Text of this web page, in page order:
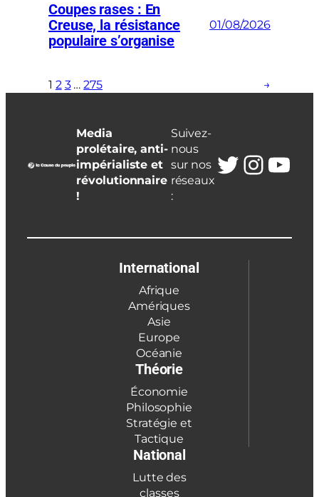
Coupes rases : En
Creuse, la résistance
populaire s’organise
01/08/2026
1 2 3 … 275 →
Media
prolétaire, anti-
impérialiste et
révolutionnaire
!
Suivez-
nous
sur nos
réseaux
:
Twitter
International
Afrique
Amériques
Asie
Europe
Océanie
Théorie
Économie
Philosophie
Stratégie et
Tactique
National
Lutte des
classes